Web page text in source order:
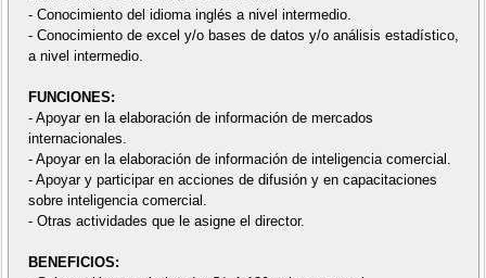
- Conocimiento del idioma inglés a nivel intermedio.
- Conocimiento de excel y/o bases de datos y/o análisis estadístico,
a nivel intermedio.
FUNCIONES:
- Apoyar en la elaboración de información de mercados
internacionales.
- Apoyar en la elaboración de información de inteligencia comercial.
- Apoyar y participar en acciones de difusión y en capacitaciones
sobre inteligencia comercial.
- Otras actividades que le asigne el director.
BENEFICIOS: